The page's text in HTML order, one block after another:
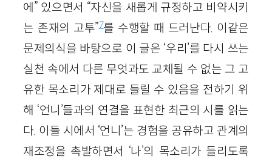
에” 있으면서 “자신을 새롭게 규정하고 비약시키
는 존재의 고투”7를 수행할 때 드러난다. 이같은
문제의식을 바탕으로 이 글은 ‘우리’를 다시 쓰는
실천 속에서 다른 무엇과도 교체될 수 없는 그 고
유한 목소리가 제대로 들릴 수 있음을 전하기 위
해 ‘언니’들과의 연결을 표현한 최근의 시를 읽는
다. 이들 시에서 ‘언니’는 경험을 공유하고 관계의
재조정을 촉발하면서 ‘나’의 목소리가 들리도록